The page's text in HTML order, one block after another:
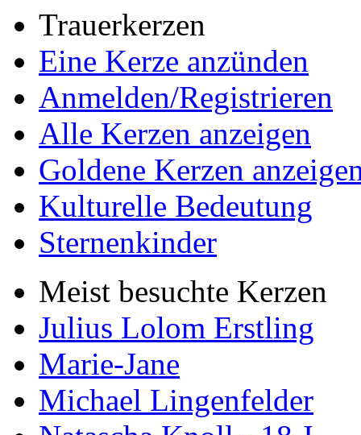
Trauerkerzen
Eine Kerze anzünden
Anmelden/Registrieren
Alle Kerzen anzeigen
Goldene Kerzen
Kulturelle Bedeutung
Sternenkinder
Meist besuchte Kerzen
Julius Lolom Erstling
Marie-Jane
Michael Lingenfelder